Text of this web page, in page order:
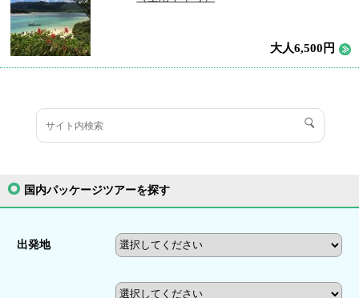
大人6,500円
国内パッケージツアーを探す
出発地